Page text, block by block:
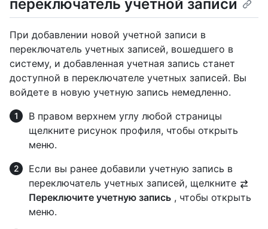
переключатель учетной записи
При добавлении новой учетной записи в
переключатель учетных записей, вошедшего в
систему, и добавленная учетная запись станет
доступной в переключателе учетных записей. Вы
войдете в новую учетную запись немедленно.
В правом верхнем углу любой страницы
щелкните рисунок профиля, чтобы открыть
меню.
Если вы ранее добавили учетную запись в
переключатель учетных записей, щелкните
Переключите учетную запись , чтобы открыть
меню.